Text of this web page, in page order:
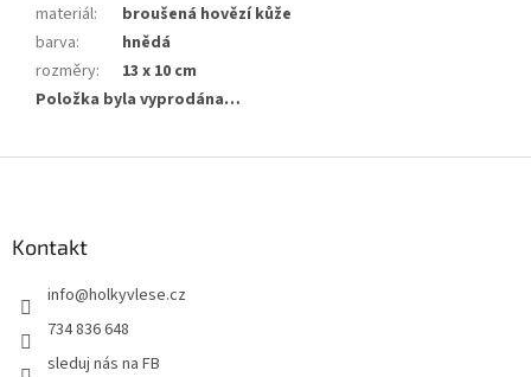
materiál:
broušená hovězí kůže
barva:
hnědá
rozměry:
13 x 10 cm
Položka byla vyprodána…
Kontakt
info@holkyvlese.cz
734 836 648
sleduj nás na FB